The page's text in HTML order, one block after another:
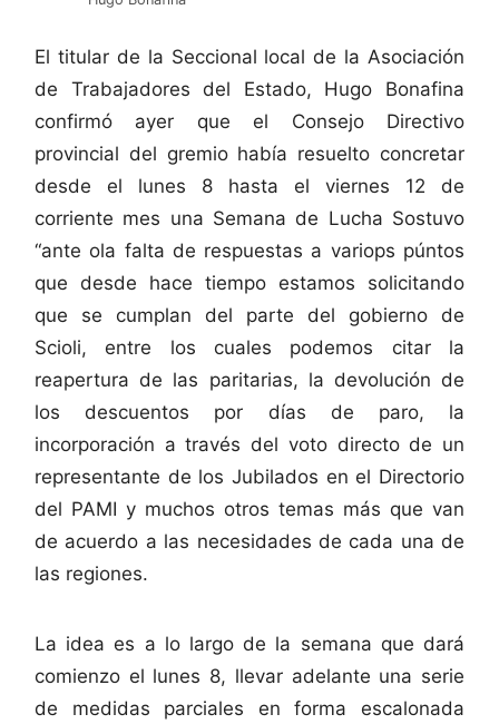
El titular de la Seccional local de la Asociación
de Trabajadores del Estado, Hugo Bonafina
confirmó ayer que el Consejo Directivo
provincial del gremio había resuelto concretar
desde el lunes 8 hasta el viernes 12 de
corriente mes una Semana de Lucha Sostuvo
“ante ola falta de respuestas a variops púntos
que desde hace tiempo estamos solicitando
que se cumplan del parte del gobierno de
Scioli, entre los cuales podemos citar la
reapertura de las paritarias, la devolución de
los descuentos por días de paro, la
incorporación a través del voto directo de un
representante de los Jubilados en el Directorio
del PAMI y muchos otros temas más que van
de acuerdo a las necesidades de cada una de
las regiones.
La idea es a lo largo de la semana que dará
comienzo el lunes 8, llevar adelante una serie
de medidas parciales en forma escalonada